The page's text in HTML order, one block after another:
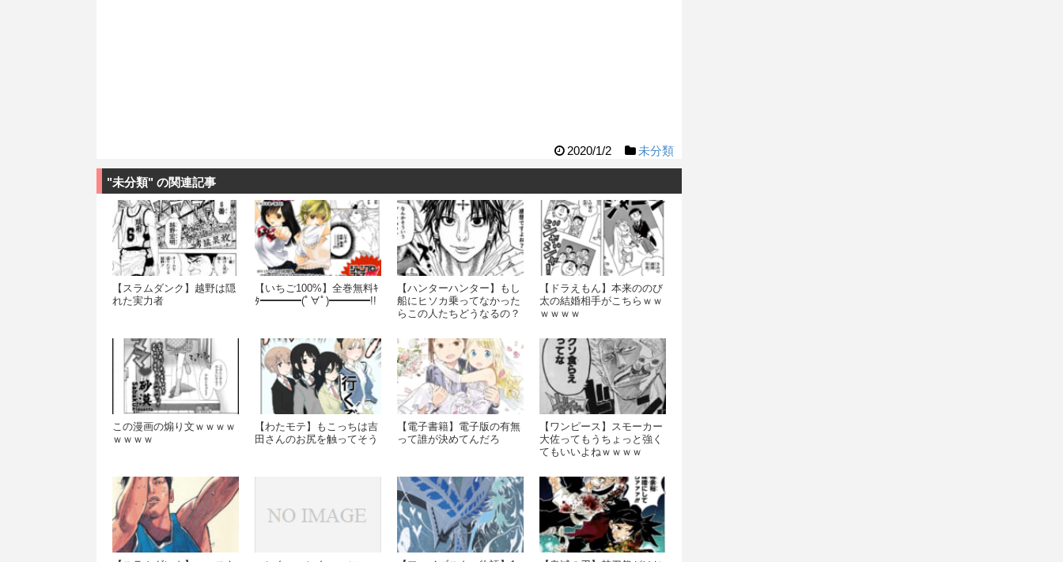
2020/1/2 未分類
"未分類" の関連記事
【スラムダンク】越野は隠
れた実力者
【いちご100%】全巻無料ｷ
ﾀ━━━━(ﾟ∀ﾟ)━━━━!!
【ハンターハンター】もし
船にヒソカ乗ってなかった
らこの人たちどうなるの？
【ドラえもん】本来ののび
太の結婚相手がこちらｗｗ
ｗｗｗｗ
この漫画の煽り文ｗｗｗｗ
ｗｗｗｗ
【わたモテ】もこっちは吉
田さんのお尻を触ってそう
【電子書籍】電子版の有無
って誰が決めてんだろ
【ワンピース】スモーカー
大佐ってもうちょっと強く
てもいいよねｗｗｗｗ